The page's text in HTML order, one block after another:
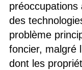
préoccupations
des
problème
foncier, malgré
dont les